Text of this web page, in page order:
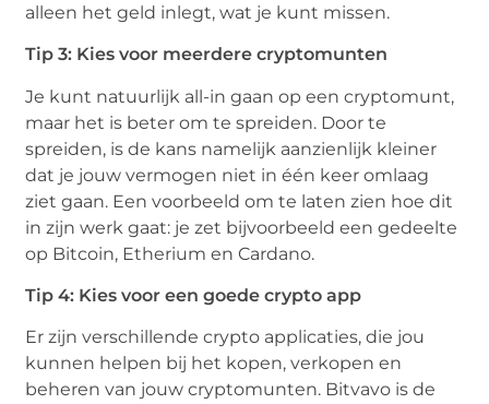
alleen het geld inlegt, wat je kunt missen.
Tip 3: Kies voor meerdere cryptomunten
Je kunt natuurlijk all-in gaan op een cryptomunt,
maar het is beter om te spreiden. Door te
spreiden, is de kans namelijk aanzienlijk kleiner
dat je jouw vermogen niet in één keer omlaag
ziet gaan. Een voorbeeld om te laten zien hoe dit
in zijn werk gaat: je zet bijvoorbeeld een gedeelte
op Bitcoin, Etherium en Cardano.
Tip 4: Kies voor een goede crypto app
Er zijn verschillende crypto applicaties, die jou
kunnen helpen bij het kopen, verkopen en
beheren van jouw cryptomunten. Bitvavo is de